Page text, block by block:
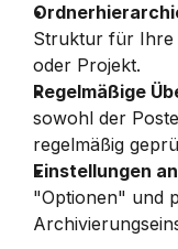
Struktur für Ihre
oder Projekt.
Regelmäßige
sowohl der
regelmäßig
Einstellungen
"Optionen" und